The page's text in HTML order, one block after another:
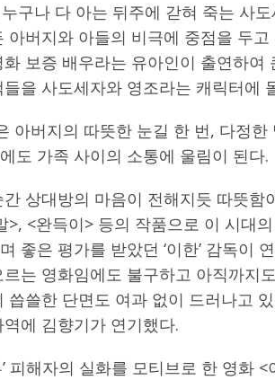
구나 다 아는 뒤주에 갇혀 죽는 사
아버지와 아들의 비극에 중점을 두
보증 배우라는 유아인이 출연하여
을 사도세자와 영조라는 캐릭터에
아버지의 따뜻한 눈길 한 번, 다정
도 가족 사이의 소통에 울림이 된다.
상대방의 마음이 전해지듯 따뜻함
>, <완득이> 등의 작품으로 이 시대
좋은 평가를 받았던 ‘이한’ 감독이
는 영화임에도 불구하고 아직까지
씁쓸한 단면도 여과 없이 드러나고
에 김향기가 연기했다.
’ 피해자의 실화를 모티브로 한 영화